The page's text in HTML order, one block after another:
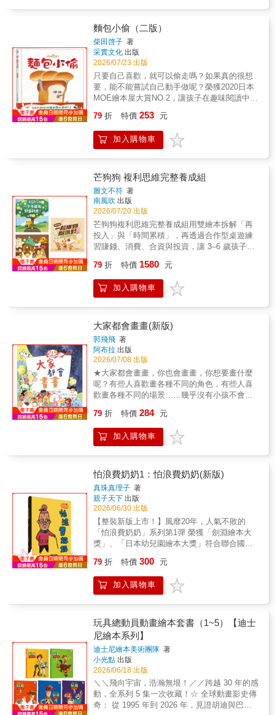
▍ 好評讚譽 「兩個角色不同的視角交織建造的
奇想故事，帶領小讀者們思考所謂的強與弱到
底是怎麼一回事，生命裡真正重要的又是什
麼。書裡的恐龍和鱷魚都充滿了表情。吼！快
聽，是誰的腳步重重踩在地上，尾巴還一甩一
甩，你想快點跑掉？還是跟他做朋友呢？」
&mdash;&mdash;黃筱茵｜童書翻譯評論工作
者 「原來真正的強大，不是讓別人害怕，而是
終於能理解別人的害怕。這不只是一本關於強
那一刻。」&mdash;&mdash;林幸萩｜童里繪
本洋行店長 「被迫換位思考、體驗他人立場的
故事並不少見，但楠茂宣並未讓這個故事落入
事後，會讓人深深覺得：真正強大的人，往往
是曾經體驗過脆弱的人。正因為知道被輕視與
恐懼的感受，所以才不會輕易拿手中的力量去
傷害別人；也正因如此，才終於能像國王陛下
那樣，成為一個懂得溫柔對待他人的人。」
&mdash;&mdash;藍依勤｜繪本星球212-7版主
▍ 關於本書 在恐龍們生活的世界裡， 霸王龍
雷擊， 竟讓他和膽小的鱷魚抖抖交換了身體！
當最強王者失去引以為傲的力量， 霸王龍還能
成為真正的強者嗎？ 一段翻轉彼此人生的奇妙
驗。 2.跨界黃金組合：由人氣童書作家楠茂宣
與貼畫藝術家江口憲子、恐龍插畫家CAN攜手
打造。 3.成長寓意：引導孩子思考「強大」與
「弱小」背後的真正價值。 議題教育：品格 適
讀年齡：3-6歲親子共讀，6歲以上可自行閱
讀，附注音
麵包小偷（二版）
柴田啓子 著
采實文化 出版
2026/07/23 出版
只要自己喜歡，就可以偷走嗎？如果真的很想
要，能不能嘗試自己動手做呢？榮獲2020日本
MOE繪本屋大賞NO.2，讓孩子在趣味閱讀中完
賞第2名★★★榮獲第11屆Libro繪本大賞特獎
★★★榮獲第1屆蔦屋繪本獎第1名★★★榮獲
第7屆沖繩書店繪本類特獎鎮上的麵包店冒出一
找好吃的麵包店，把麵包偷走再回家好好享
用。這次，他發現一家號稱「全世界最好吃」
的麵包店，費了一番功夫終於成功的偷走了麵
包，沒想到「全世界最好吃的麵包」竟讓他大
失所望……麵包小偷氣沖沖的跑回去找老闆理
論，卻意外的讓老闆發現了他的真面目！◎ 教
導孩子「不偷拿別人的東西」，想獲得可以有
更好的方法本書可愛又逗趣的畫風，不只能讓
孩子讀得開心，也能為孩子帶來正面的教育意
不可以偷拿不屬於自己的東西。同時也讓孩子
嘗試靠自己去獲得想要的東西，不但能有成就
感，更能幫助他人。【適讀年齡】▲ 適讀年
字附注音，適合親子共讀，也適合孩子自己
讀。
79 折 特價 253 元
加入購物車
芒狗狗 複利思維完整養成組
圖文不符 著
南風吹 出版
2026/07/20 出版
芒狗狗複利思維完整養成組用雙繪本拆解「再
投入」與「時間累積」，再透過合作型桌遊練
習賺錢、消費、合資與投資，讓 3–6 歲孩子從
知道複利重要，卻不知道該怎麼讓 3–6 歲孩子
理解：利息是什麼？為什麼錢會慢慢變多？需
要從算數或公式開始教嗎？其實孩子學習複利
養成組》以 2 本財商繪本＋1 組合作型桌遊，
陪孩子先在故事裡理解複利，再在遊戲中練習
財商選擇。《存回去賺更多》讓孩子理解「再
投入」。芒狗狗拿到利息後發現，多出來的錢
不一定要馬上花掉；只要選擇再存回去，下一
次的利息就會變得更多一點。孩子能在故事中
認識利息、理解再投入，也練習為了更大的目
標延遲滿足。《一下子就有好多利息》讓孩子
理解「時間累積」。故事把抽象的時間概念，
天就立刻變很多，而是時間越久，累積的力量
越明顯。孩子能在故事中練習耐心等待，建立
長期目標感。合作型桌遊《一起賺錢辦派對》
要和家人朋友在有限回合內完成派對準備，透
過擲骰前進、抽任務卡、賺取金錢、購買派對
物品與投資機會，反覆練習賺錢、存錢、消
費、合資與等待回報。合作型玩法降低輸贏挫
折，不是誰最有錢誰就贏，而是大家一起討
論、取捨，學會怎麼用錢。這套組讓孩子不只
是聽過財商觀念，而是在閱讀與遊戲中真的做
累積變大，也是在學習相信：許多重要成果，
都不是立刻得到，而是在一次次選擇與等待中
慢慢累積而成。
79 折 特價 1580 元
加入購物車
大家都會畫畫(新版)
郭飛飛 著
阿布拉 出版
2026/07/08 出版
★大家都會畫畫，你也會畫畫，你想要畫什麼
呢？有些人喜歡畫各種不同的角色，有些人喜
歡畫各種不同的場景……幾乎沒有小孩不會畫
可愛的圖畫書裡，孩子將能看到各式各樣的繪
畫媒材，發現畫畫沒有標準答案，每一種嘗試
都值得欣賞。希望每個孩子都能帶著「這個我
立閱讀
79 折 特價 284 元
加入購物車
怕浪費奶奶1：怕浪費奶奶(新版)
真珠真理子 著
親子天下 出版
2026/06/30 出版
【整裝新版上市！】風靡20年，人氣不敗的
「怕浪費奶奶」系列第1彈 榮獲「劍淵繪本大
獎」、「日本幼兒園繪本大獎」符合聯合國永
本真可惜、真可惜，你今天有沒有浪費東西
呀？小心「怕浪費奶奶」來找你唷！◎ 得獎紀
錄★ 劍淵繪本大獎★ 日本幼兒園繪本大獎飯吃
的浪費病，廢物到她手上統統變寶物！大人小
孩一起來，跟怕浪費奶奶一同從生活小事到待
人處事，懂得「可惜」，進而學會「珍惜」！
◎本書特色1. 以和孩子最親近的「奶奶」角
色，搭配生活化的題材，和孩子討論切身及重
要的環境議題。2. 風靡世界的經典角色-怕浪費
奶奶，用幽默逗趣的表現方式，將惜物的觀念
巧妙的植入小讀者心中，讓孩子從小培養珍惜
萬物，與大自然共存共榮的觀念。3. 怕浪費奶
79 折 特價 300 元
加入購物車
玩具總動員動畫繪本套書（1~5）【迪士
尼繪本系列】
迪士尼繪本美術團隊 著
小光點 出版
2026/06/18 出版
＼＼飛向宇宙，浩瀚無垠！／／跨越 30 年的感
動，全系列 5 集一次收藏！☆ 全球動畫影史傳
奇： 從 1995 年到 2026 年，見證胡迪與巴斯